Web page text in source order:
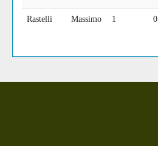
Rastelli Massimo 1 0